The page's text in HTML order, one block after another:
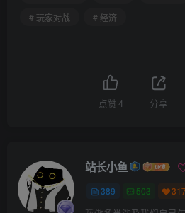
# 玩家对战
# 经济
点赞4 分享
站长小鱼
389 503